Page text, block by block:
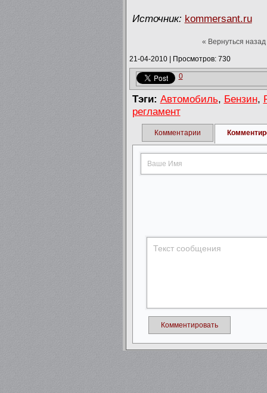
Источник: kommersant.ru
« Вернуться назад
21-04-2010| Просмотров: 730
0
Тэги: Автомобиль, Бензин,
регламент
Комментарии
Комментировать